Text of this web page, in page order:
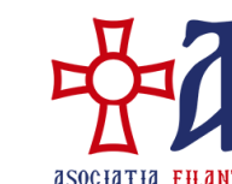
content